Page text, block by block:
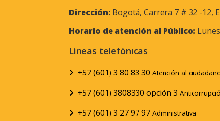
Dirección: Bogotá, Carrera 7 # 32 -12,
Horario de atención al Público:
Líneas telefónicas
+57 (601) 3 80 83 30 Atención al
+57 (601) 3808330 opción 3
+57 (601) 3 27 97 97 Administrativa